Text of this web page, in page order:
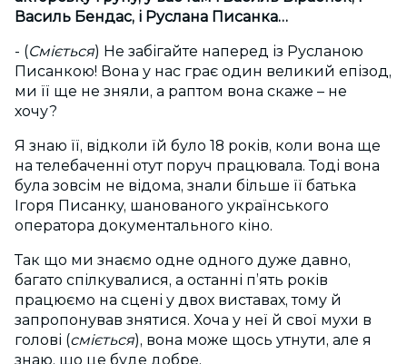
Василь Бендас, і Руслана Писанка…
- (Сміється) Не забігайте наперед із Русланою
Писанкою! Вона у нас грає один великий епізод,
ми її ще не зняли, а раптом вона скаже – не
хочу?
Я знаю її, відколи їй було 18 років, коли вона ще
на телебаченні отут поруч працювала. Тоді вона
була зовсім не відома, знали більше її батька
Ігоря Писанку, шанованого українського
оператора документального кіно.
Так що ми знаємо одне одного дуже давно,
багато спілкувалися, а останні п’ять років
працюємо на сцені у двох виставах, тому й
запропонував знятися. Хоча у неї й свої мухи в
голові (сміється), вона може щось утнути, але я
знаю, що це буде добре.